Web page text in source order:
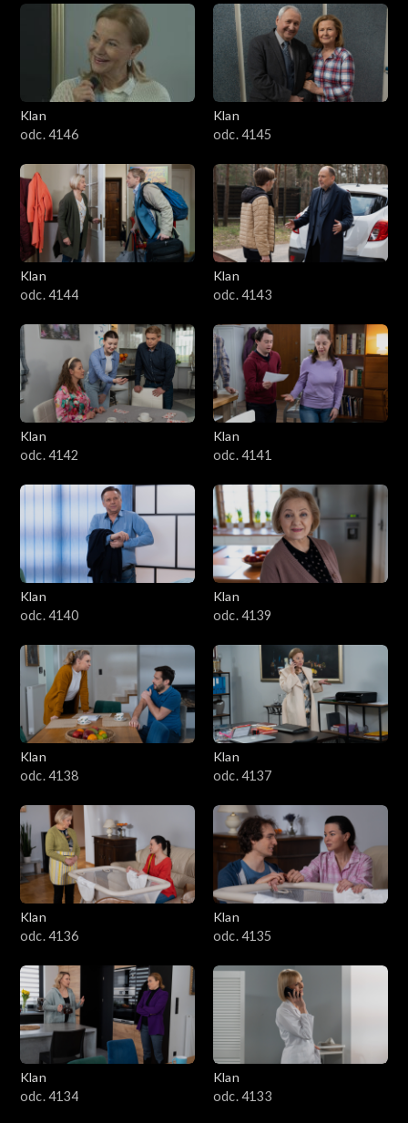
Klan
odc. 4146
Klan
odc. 4145
Klan
odc. 4144
Klan
odc. 4143
Klan
odc. 4142
Klan
odc. 4141
Klan
odc. 4140
Klan
odc. 4139
Klan
odc. 4138
Klan
odc. 4137
Klan
odc. 4136
Klan
odc. 4135
Klan
odc. 4134
Klan
odc. 4133